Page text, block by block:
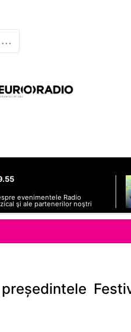
evenimentele Radio
şi ale partenerilor noştri